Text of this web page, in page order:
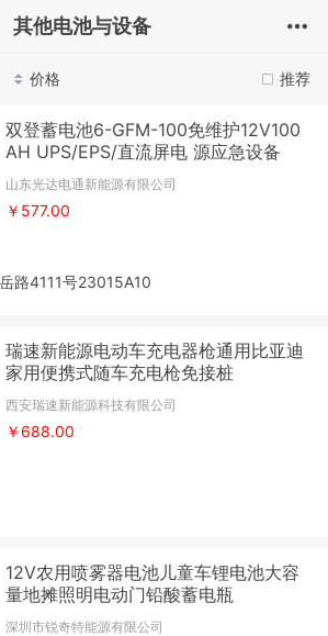
其他电池与设备
推荐
价格
双登蓄电池6-GFM-100免维护12V100
AH UPS/EPS/直流屏电 源应急设备
山东光达电通新能源有限公司
￥577.00
路4111号23015A10
瑞速新能源电动车充电器枪通用比亚迪
家用便携式随车充电枪免接桩
西安瑞速新能源科技有限公司
￥688.00
12V农用喷雾器电池儿童车锂电池大容
量地摊照明电动门铅酸蓄电瓶
深圳市锐奇特能源有限公司